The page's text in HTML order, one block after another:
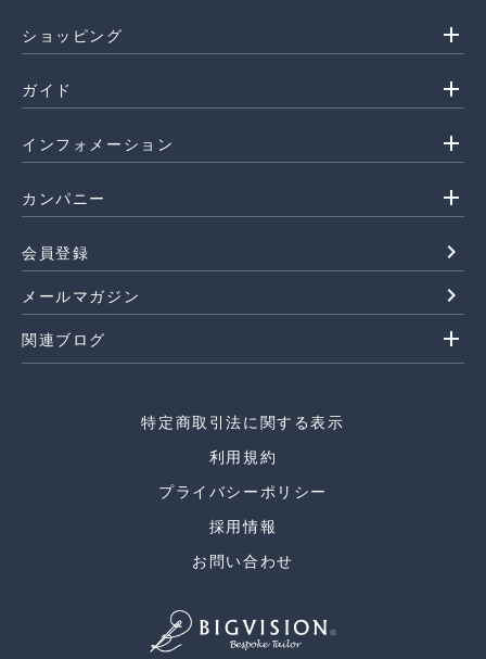
ショッピング add
ガイド add
インフォメーション add
カンパニー add
会員登録 navigate_next
メールマガジン navigate_next
関連ブログ add
特定商取引法に関する表示
利用規約
プライバシーポリシー
採用情報
お問い合わせ